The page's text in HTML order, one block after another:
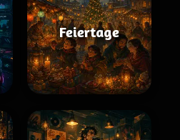
Feiertage